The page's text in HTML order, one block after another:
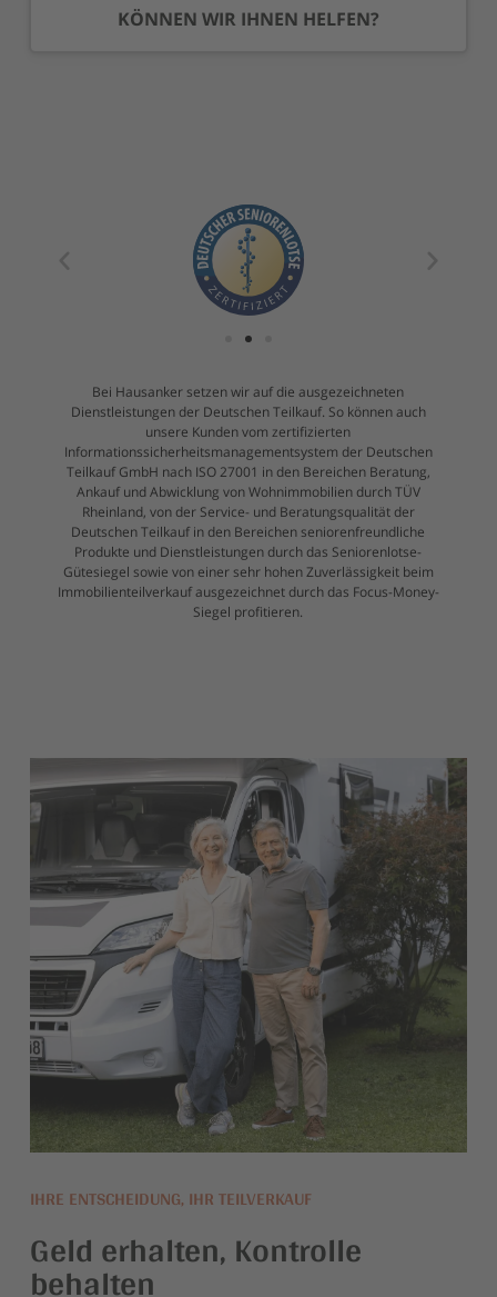
Bei Hausanker setzen wir auf die ausgezeichneten
Dienstleistungen der Deutschen Teilkauf. So können auch
unsere Kunden vom zertifizierten
Informationssicherheitsmanagementsystem der Deutschen
Teilkauf GmbH nach ISO 27001 in den Bereichen Beratung,
Ankauf und Abwicklung von Wohnimmobilien durch TÜV
Rheinland, von der Service- und Beratungsqualität der
Deutschen Teilkauf in den Bereichen seniorenfreundliche
Produkte und Dienstleistungen durch das Seniorenlotse-
Gütesiegel sowie von einer sehr hohen Zuverlässigkeit beim
Immobilienteilverkauf ausgezeichnet durch das Focus-Money-
Siegel profitieren.
IHRE ENTSCHEIDUNG, IHR TEILVERKAUF
Geld erhalten, Kontrolle
behalten